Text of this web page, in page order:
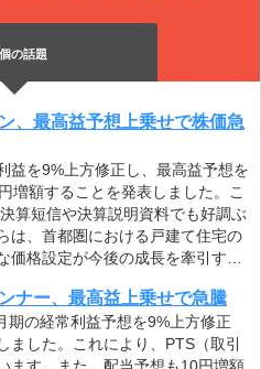
個の話題
、最高益予想上乗せで株価急
益を9%上方修正し、最高益予想を
増額することを発表しました。こ
算短信や決算説明資料でも好調ぶ
は、首都圏における戸建て住宅の
価格設定が今後の成長を牽引す…
ナー、最高益上乗せで急騰
期の経常利益予想を9%上方修正
ました。これにより、PTS（取引